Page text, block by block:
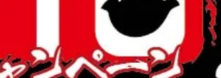
約を強くおすすめいたします！